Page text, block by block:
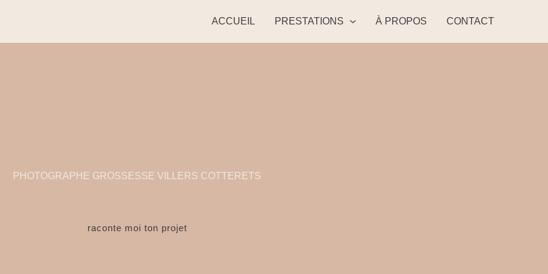
ACCUEIL PRESTATIONS À PROPOS CONTACT
PHOTOGRAPHE GROSSESSE VILLERS COTTERETS
raconte moi ton projet